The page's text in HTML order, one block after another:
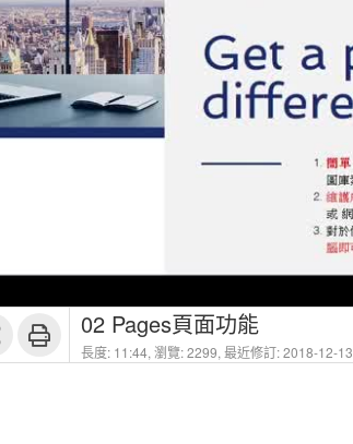
02 Pages頁面功能
長度: 11:44, 瀏覽: 2299, 最近修訂: 2018-12-13